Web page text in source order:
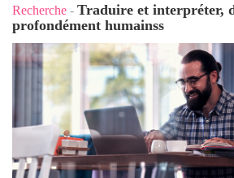
Recherche - Traduire et interpréter,
profondément humainss